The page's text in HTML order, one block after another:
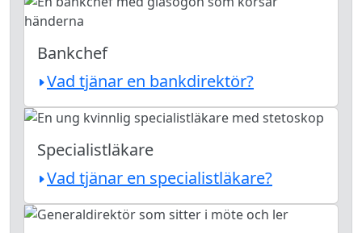
Bankchef
Vad tjänar en bankdirektör?
Specialistläkare
Vad tjänar en specialistläkare?